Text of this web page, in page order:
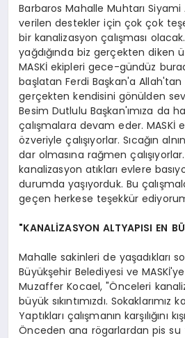
Barbaros Mahalle Muhtarı
verilen destekler için çok çok
bir kanalizasyon çalışması
yağdığında biz gerçekten diken
MASKİ ekipleri gece-gündüz
başlatan Ferdi Başkan'a
gerçekten kendisini gönülden
Besim Dutlulu Başkan'ımıza da
çalışmalara devam eder. MASKİ
özveriyle çalışıyorlar. Sıcağın
dar olmasına rağmen
kanalizasyon atıkları evlere
durumda yaşıyorduk. Bu
geçen herkese teşekkür
"KANALİZASYON ALTYAPISI EN
Mahalle sakinleri de yaşadıkları
Büyükşehir Belediyesi ve
Muzaffer Kocael, "Önceleri
büyük sıkıntımızdı. Sokaklarımız
Yaptıkları çalışmanın karşılığını
Önceden ana rögarlardan pis su